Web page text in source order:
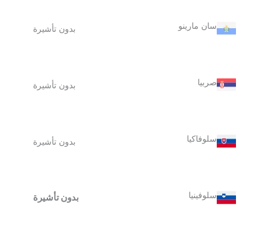
سان مارينو بدون تأشيرة
صربيا بدون تأشيرة
سلوفاكيا بدون تأشيرة
سلوفينيا بدون تأشيرة